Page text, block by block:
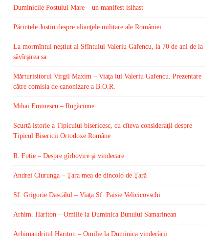
Duminicile Postului Mare – un manifest isihast
Părintele Justin despre alianţele militare ale României
La mormîntul neştiut al Sfîntului Valeriu Gafencu, la 70 de ani de la
săvîrşirea sa
Mărturisitorul Virgil Maxim – Viaţa lui Valeriu Gafencu. Prezentare
către comisia de canonizare a B.O.R.
Mihai Eminescu – Rugăciune
Scurtă istorie a Tipicului bisericesc, cu cîteva consideraţii despre
Tipicul Bisericii Ortodoxe Române
R. Fotie – Despre gîrbovire şi vindecare
Andrei Ciurunga – Ţara mea de dincolo de Ţară
Sf. Grigorie Dascălul – Viaţa Sf. Paisie Velicicovschi
Arhim. Hariton – Omilie la Duminica Bunului Samarinean
Arhimandritul Hariton – Omilie la Duminica vindecării